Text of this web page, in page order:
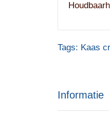
Tags: Kaas
Informatie